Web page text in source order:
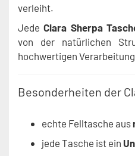
verleiht.
JedeClara Sherpa
von der natürlichen
hochwertigen
Besonderheiten der
echte Felltasche aus
jede Tasche ist ein